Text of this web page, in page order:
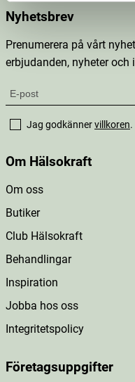
Nyhetsbrev
Prenumerera på vårt
erbjudanden, nyheter och
Jag godkännervillkoren.
Om Hälsokraft
Om oss
Butiker
Club Hälsokraft
Behandlingar
Inspiration
Jobba hos oss
Integritetspolicy
Företagsuppgifter